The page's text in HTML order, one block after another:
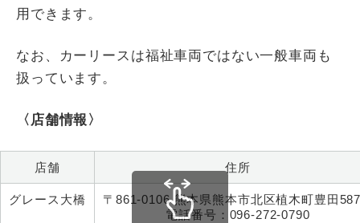
用できます。
なお、カーリースは福祉車両ではない一般車両も
扱っています。
〈店舗情報〉
店舗 住所
グレース大橋
〒861-0106 熊本県熊本市北区植木町豊田
電話番号：096-272-0790